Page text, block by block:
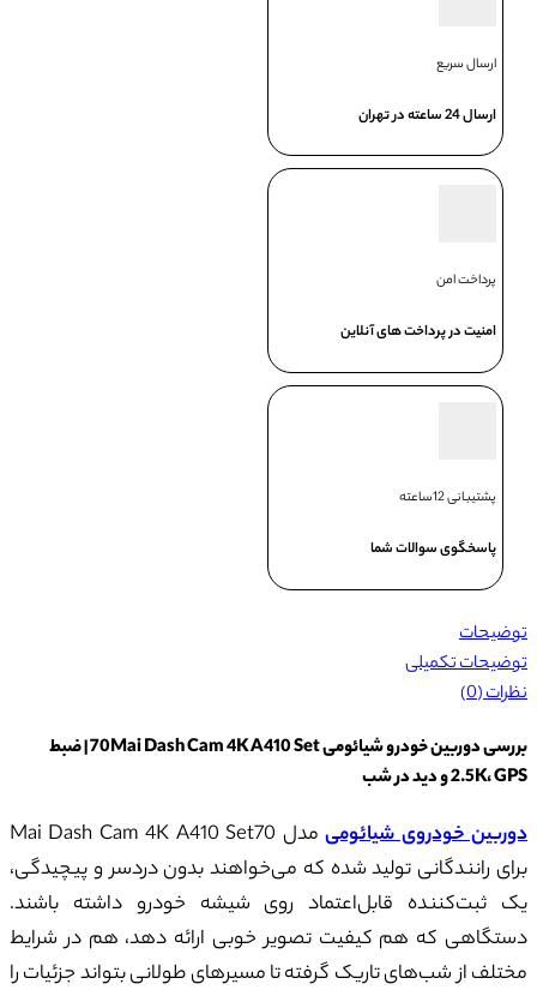
ارسال سریع
ارسال 24 ساعته در تهران
پرداخت امن
امنیت در پرداخت های آنلاین
پشتیبانی 12ساعته
پاسخگوی سوالات شما
توضیحات
توضیحات تکمیلی
نظرات (0)
بررسی دوربین خودرو شیائومی 70Mai Dash Cam 4K A410 Set | ضبط
2.5K، GPS و دید در شب
دوربین خودروی شیائومی
مدل Mai Dash Cam 4K A410 Set70
برای رانندگانی تولید شده که می‌خواهند بدون دردسر و پیچیدگی،
یک ثبت‌کننده قابل‌اعتماد روی شیشه خودرو داشته باشند.
دستگاهی که هم کیفیت تصویر خوبی ارائه دهد، هم در شرایط
مختلف از شب‌های تاریک گرفته تا مسیرهای طولانی بتواند جزئیات را